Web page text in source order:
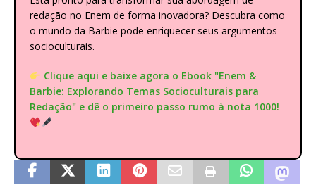
redação no Enem de forma inovadora? Descubra como
o mundo da Barbie pode enriquecer seus argumentos
socioculturais.
Clique aqui e baixe agora o Ebook "Enem &
Barbie: Explorando Temas Socioculturais para
Redação" e dê o primeiro passo rumo à nota 1000!